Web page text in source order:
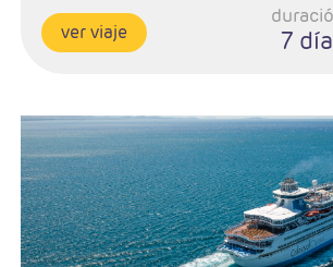
ver viaje 7
Salidas:Sabados y domingos
Ruta; 3n Atenas y 4 noches Crucero
Régimen: AD en Atenas y PC en crucero
Hoteles: Elegir entre 3* , 4* y 5*